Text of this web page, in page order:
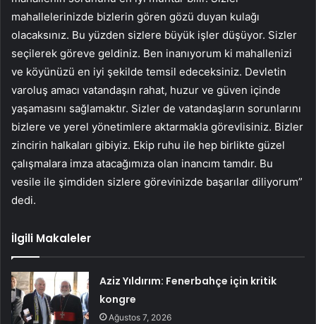
mahallelerinizde bizlerin gören gözü duyan kulağı
olacaksınız. Bu yüzden sizlere büyük işler düşüyor. Sizler
seçilerek göreve geldiniz. Ben inanıyorum ki mahallenizi
ve köyünüzü en iyi şekilde temsil edeceksiniz. Devletin
varoluş amacı vatandaşın rahat, huzur ve güven içinde
yaşamasını sağlamaktır. Sizler de vatandaşların sorunlarını
bizlere ve yerel yönetimlere aktarmakla görevlisiniz. Bizler
zincirin halkaları gibiyiz. Ekip ruhu ile hep birlikte güzel
çalışmalara imza atacağımıza olan inancım tamdır. Bu
vesile ile şimdiden sizlere görevinizde başarılar diliyorum”
dedi.
İlgili Makaleler
Aziz Yıldırım: Fenerbahçe için kritik
kongre
Ağustos 7, 2026